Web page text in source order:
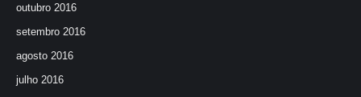
outubro 2016
setembro 2016
agosto 2016
julho 2016